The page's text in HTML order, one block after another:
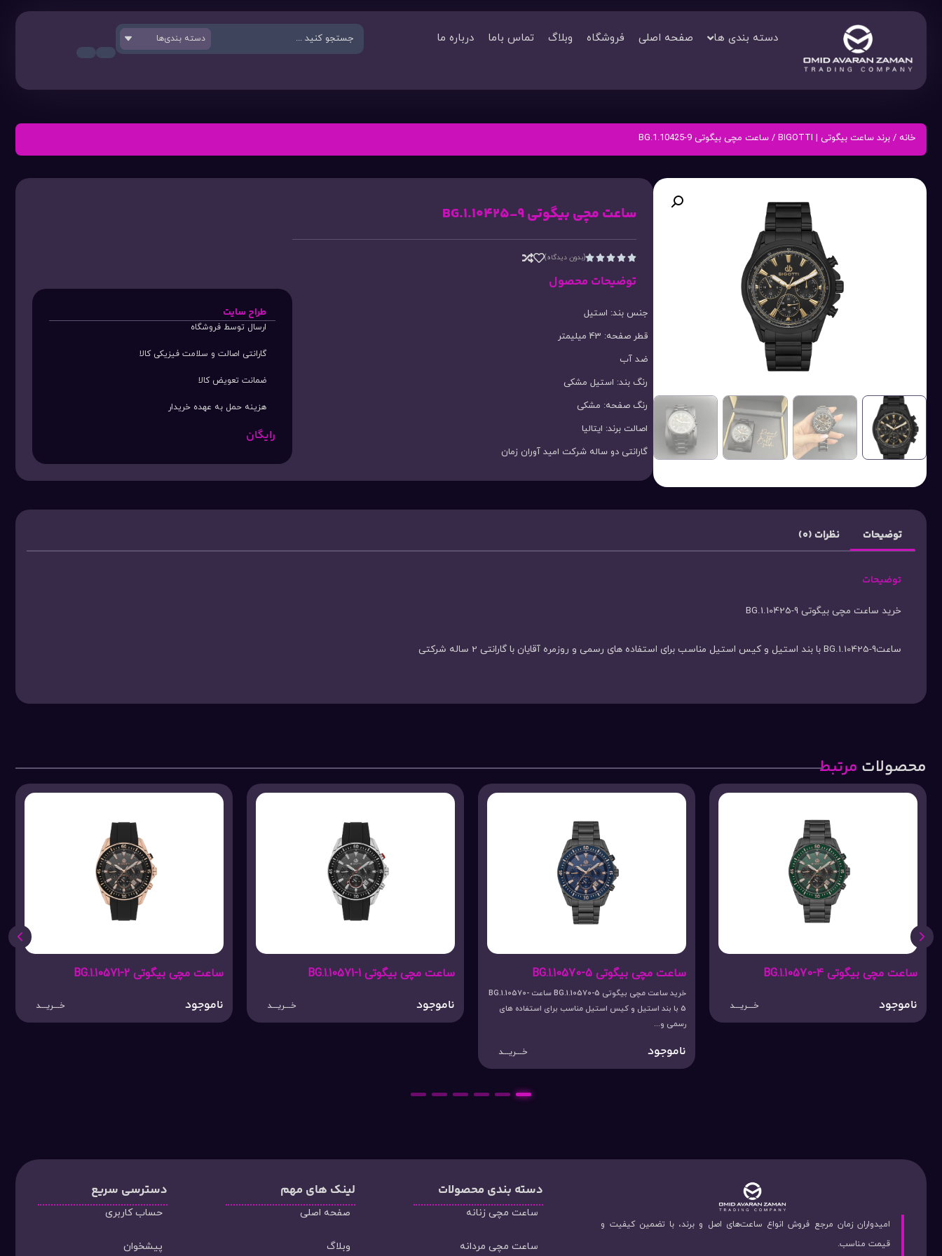
دسته بندی ها صفحه اصلی فروشگاه وبلاگ تماس باما درباره ما دسته بندی‌ها
خانه / برند ساعت بیگوتی | BIGOTTI / ساعت مچی بیگوتی BG.1.10425-9
ساعت مچی بیگوتی BG.1.10425-9




(بدون دیدگاه)
توضیحات محصول
جنس بند: استیل
قطر صفحه: 43 میلیمتر
ضد آب
رنگ بند: استیل مشکی
رنگ صفحه: مشکی
اصالت برند: ایتالیا
گارانتی دو ساله شرکت امید آوران زمان
طراح سایت
ارسال توسط فروشگاه
گارانتی اصالت و سلامت فیزیکی کالا
ضمانت تعویض کالا
هزینه حمل به عهده خریدار
رایگان
توضیحات نظرات (0)
توضیحات
خرید ساعت مچی بیگوتی BG.1.10425-9
ساعتBG.1.10425-9 با بند استیل و کیس استیل مناسب برای استفاده های رسمی و روزمره آقایان با گارانتی 2 ساله شرکتی
محصولات مرتبط
ساعت مچی بیگوتی BG.1.10570-5
خرید ساعت مچی بیگوتی BG.1.10570-5 ساعت BG.1.10570-
5 با بند استیل و کیس استیل مناسب برای استفاده های
رسمی و...
ساعت مچی بیگوتی BG.1.10571-1
ناموجود
ساعت مچی بیگوتی BG.1.10571-2
ناموجود
ساعت مچی بیگوتی BG.1.10571-3
ناموجود
1
2
3
4
5
امیدواران زمان مرجع فروش انواع ساعت‌های اصل و برند، با تضمین کیفیت و
قیمت مناسب.
دسته‌ بندی محصولات
ساعت مچی زنانه
ساعت مچی مردانه
لینک های مهم
صفحه اصلی
وبلاگ
دسترسی سریع
حساب کاربری
پیشخوان